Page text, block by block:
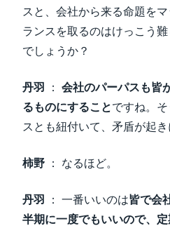
スと、会社から来る命題を
ランスを取るのはけっこう
でしょうか？
丹羽 ： 会社のパーパスも皆
るものにすることですね。
スとも紐付いて、矛盾が起き
柿野 ： なるほど。
丹羽 ： 一番いいのは皆で会
半期に一度でもいいので、